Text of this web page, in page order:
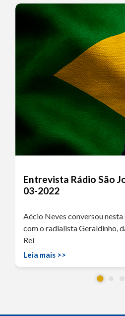
Entrevista Rádio São
03-2022
Aécio Neves conversou
com o radialista Geraldinho,
Rei
Leia mais >>